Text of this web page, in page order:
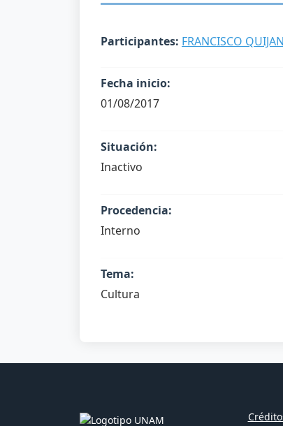
Participantes: FRANCISCO
Fecha inicio:
01/08/2017
Situación:
Inactivo
Procedencia:
Interno
Tema:
Cultura